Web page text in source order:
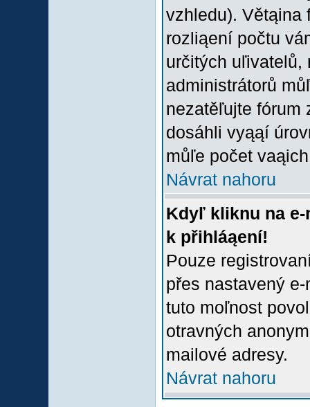
vzhledu). Větąina
rozliąení počtu
určitých uľivatelů,
administrátorů
nezatěľujte fórum
dosáhli vyąąí
můľe počet
Návrat nahoru
Kdyľ kliknu na
k přihláąení!
Pouze
přes nastavený
tuto moľnost
otravných
mailové adresy.
Návrat nahoru